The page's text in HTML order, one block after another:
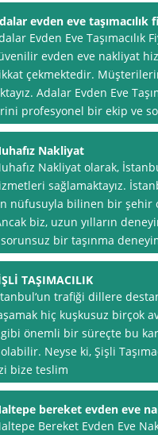
evden eve taşımacılık
Evden Eve Taşımacılık
evden eve nakliyat
çekmektedir.
Adalar Evden Eve
profesyonel bir ekip ve
Nakliyat
Nakliyat olarak,
sağlamaktayız.
nüfusuyla bilinen bir şehir
biz, uzun yılların
bir taşınma
TAŞIMACILIK
trafiği dillere
hiç kuşkusuz birçok
gibi önemli bir süreçte bu
Neyse ki, Şişli
bize teslim
bereket evden eve
Bereket Evden Eve